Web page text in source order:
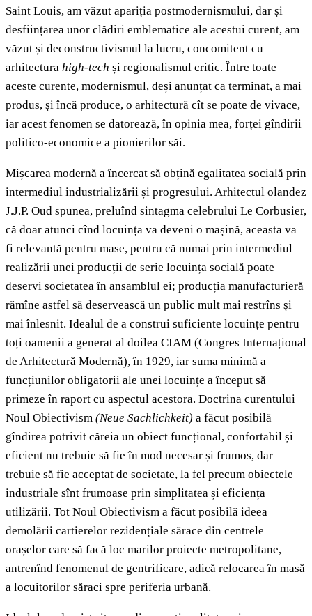
Saint Louis, am văzut apariția postmodernismului, dar și
desființarea unor clădiri emblematice ale acestui curent, am
văzut și deconstructivismul la lucru, concomitent cu
arhitectura high-tech și regionalismul critic. Între toate
aceste curente, modernismul, deși anunțat ca terminat, a mai
produs, și încă produce, o arhitectură cît se poate de vivace,
iar acest fenomen se datorează, în opinia mea, forței gîndirii
politico-economice a pionierilor săi.
Mișcarea modernă a încercat să obțină egalitatea socială prin
intermediul industrializării și progresului. Arhitectul olandez
J.J.P. Oud spunea, preluînd sintagma celebrului Le Corbusier,
că doar atunci cînd locuința va deveni o mașină, aceasta va
fi relevantă pentru mase, pentru că numai prin intermediul
realizării unei producții de serie locuința socială poate
deservi societatea în ansamblul ei; producția manufacturieră
rămîne astfel să deservească un public mult mai restrîns și
mai înlesnit. Idealul de a construi suficiente locuințe pentru
toți oamenii a generat al doilea CIAM (Congres Internațional
de Arhitectură Modernă), în 1929, iar suma minimă a
funcțiunilor obligatorii ale unei locuințe a început să
primeze în raport cu aspectul acestora. Doctrina curentului
Noul Obiectivism (Neue Sachlichkeit) a făcut posibilă
gîndirea potrivit căreia un obiect funcțional, confortabil și
eficient nu trebuie să fie în mod necesar și frumos, dar
trebuie să fie acceptat de societate, la fel precum obiectele
industriale sînt frumoase prin simplitatea și eficiența
utilizării. Tot Noul Obiectivism a făcut posibilă ideea
demolării cartierelor rezidențiale sărace din centrele
orașelor care să facă loc marilor proiecte metropolitane,
antrenînd fenomenul de gentrificare, adică relocarea în masă
a locuitorilor săraci spre periferia urbană.